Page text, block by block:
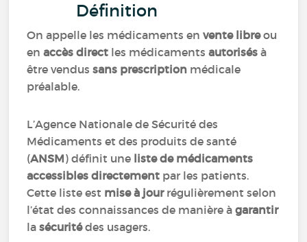
Définition
On appelle les médicaments envente libreou
en accès direct les médicamentsautorisésà
être vendussans prescription médicale
préalable.
L’Agence Nationale de Sécurité des
Médicaments et des produits de santé
(ANSM) définit une liste de médicaments
accessibles directement par les patients.
Cette liste est mise à jourrégulièrement selon
l’état des connaissances de manière àgarantir
lasécuritédes usagers.